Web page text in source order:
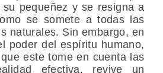
pequeñez y se resigna a
se somete a todas las
naturales. Sin embargo, en
poder del espíritu humano,
este tome en cuenta las
efectiva, revive un